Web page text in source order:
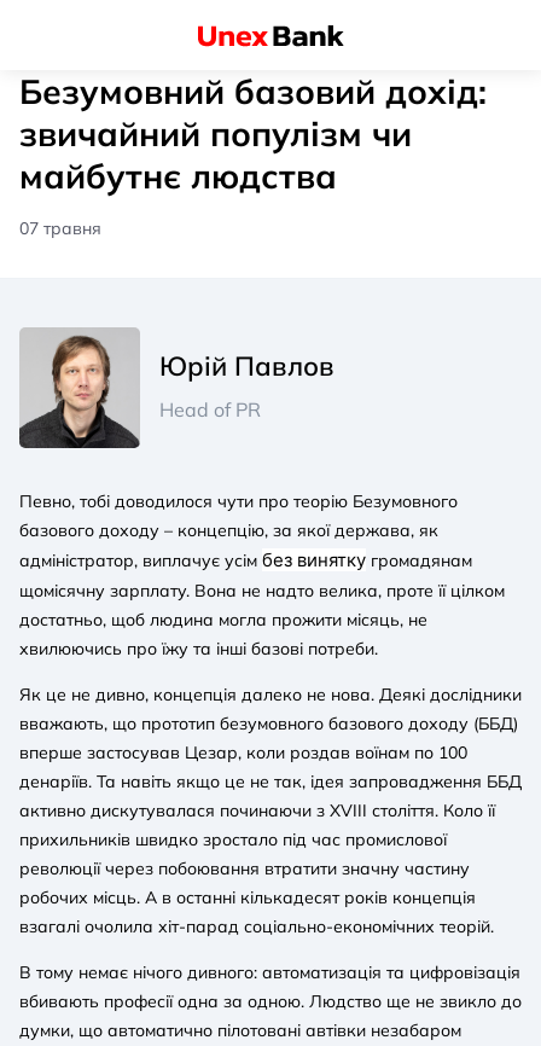
Безумовний базовий дохід:
звичайний популізм чи
майбутнє людства
07 травня
Юрій Павлов
Head of PR
Певно, тобі доводилося чути про теорію Безумовного
базового доходу – концепцію, за якої держава, як
адміністратор, виплачує усім без винятку громадянам
щомісячну зарплату. Вона не надто велика, проте її цілком
достатньо, щоб людина могла прожити місяць, не
хвилюючись про їжу та інші базові потреби.
Як це не дивно, концепція далеко не нова. Деякі дослідники
вважають, що прототип безумовного базового доходу (ББД)
вперше застосував Цезар, коли роздав воїнам по 100
денаріїв. Та навіть якщо це не так, ідея запровадження ББД
активно дискутувалася починаючи з XVIII століття. Коло її
прихильників швидко зростало під час промислової
революції через побоювання втратити значну частину
робочих місць. А в останні кількадесят років концепція
взагалі очолила хіт-парад соціально-економічних теорій.
В тому немає нічого дивного: автоматизація та цифровізація
вбивають професії одна за одною. Людство ще не звикло до
думки, що автоматично пілотовані автівки незабаром